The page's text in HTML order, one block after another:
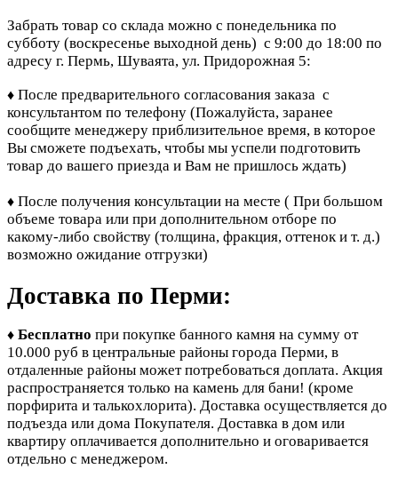
Забрать товар со склада можно с понедельника по
субботу (воскресенье выходной день) с 9:00 до 18:00 по
адресу г. Пермь, Шуваята, ул. Придорожная 5:
♦ После предварительного согласования заказа с
консультантом по телефону (Пожалуйста, заранее
сообщите менеджеру приблизительное время, в которое
Вы сможете подъехать, чтобы мы успели подготовить
товар до вашего приезда и Вам не пришлось ждать)
♦ После получения консультации на месте ( При большом
объеме товара или при дополнительном отборе по
какому-либо свойству (толщина, фракция, оттенок и т. д.)
возможно ожидание отгрузки)
Доставка по Перми:
♦ Бесплатно при покупке банного камня на сумму от
10.000 руб в центральные районы города Перми, в
отдаленные районы может потребоваться доплата. Акция
распространяется только на камень для бани! (кроме
порфирита и талькохлорита). Доставка осуществляется до
подъезда или дома Покупателя. Доставка в дом или
квартиру оплачивается дополнительно и оговаривается
отдельно с менеджером.